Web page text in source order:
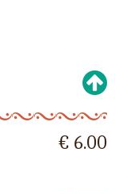
€ 6.00